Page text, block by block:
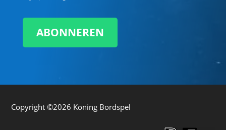
ABONNEREN
Copyright ©2026 Koning Bordspel